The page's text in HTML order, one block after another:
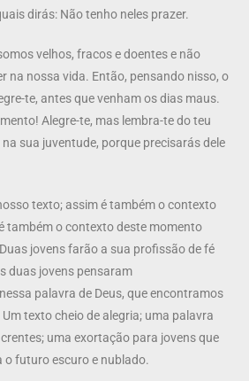
dirás: Não tenho neles prazer.
velhos, fracos e doentes e não
na nossa vida. Então, pensando nisso, o
te, antes que venham os dias maus.
Alegre-te, mas lembra-te do teu
sua juventude, porque precisarás dele
texto; assim é também o contexto
também o contexto deste momento
jovens farão a sua profissão de fé
duas jovens pensaram
palavra de Deus, que encontramos
texto cheio de alegria; uma palavra
uma exortação para jovens que
o futuro escuro e nublado.